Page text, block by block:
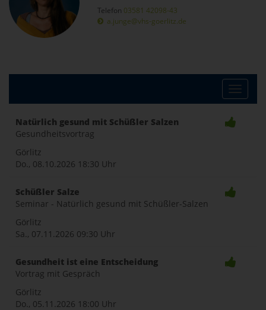
Telefon 03581 42098-43
a.junge@vhs-goerlitz.de
Toggle
Natürlich gesund mit Schüßler Salzen
Gesundheitsvortrag
Görlitz
Do., 08.10.2026 18:30 Uhr
Schüßler Salze
Seminar - Natürlich gesund mit Schüßler-Salzen
Görlitz
Sa., 07.11.2026 09:30 Uhr
Gesundheit ist eine Entscheidung
Vortrag mit Gespräch
Görlitz
Do., 05.11.2026 18:00 Uhr